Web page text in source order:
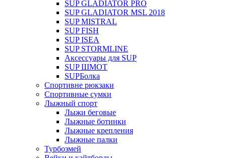
SUP GLADIATOR PRO
SUP GLADIATOR MSL 2018
SUP MISTRAL
SUP FISH
SUP ISEA
SUP STORMLINE
Аксессуары для SUP
SUP ШМОТ
SUPБолка
Спортивне рюкзаки
Спортивные сумки
Лыжный спорт
Лыжи беговые
Лыжные ботинки
Лыжные крепления
Лыжные палки
Турбозмей